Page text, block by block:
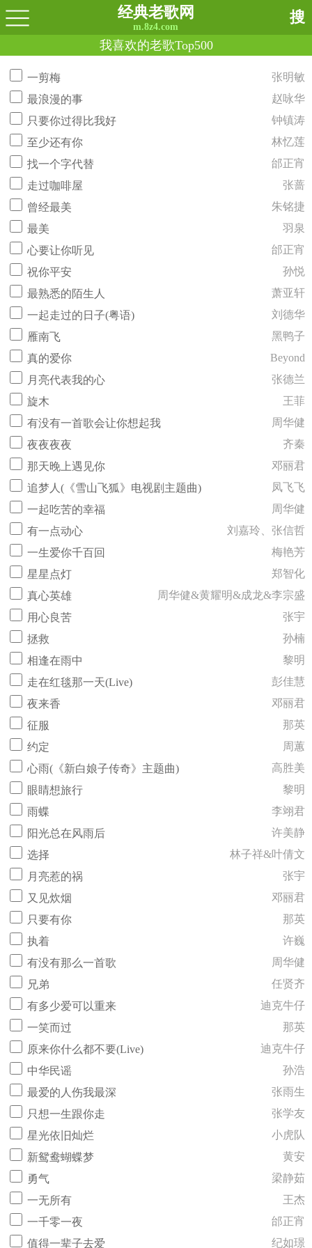
经典老歌网
m.8z4.com
搜
我喜欢的老歌Top500
一剪梅
张明敏
最浪漫的事
赵咏华
只要你过得比我好
钟镇涛
至少还有你
林忆莲
找一个字代替
邰正宵
走过咖啡屋
张蔷
曾经最美
朱铭捷
最美
羽泉
心要让你听见
邰正宵
祝你平安
孙悦
最熟悉的陌生人
萧亚轩
一起走过的日子(粤语)
刘德华
雁南飞
黑鸭子
真的爱你
Beyond
月亮代表我的心
张德兰
旋木
王菲
有没有一首歌会让你想起我
周华健
夜夜夜夜
齐秦
那天晚上遇见你
邓丽君
追梦人(《雪山飞狐》电视剧主题曲)
凤飞飞
一起吃苦的幸福
周华健
有一点动心
刘嘉玲、张信哲
一生爱你千百回
梅艳芳
星星点灯
郑智化
真心英雄
周华健&黄耀明&成龙&李宗盛
用心良苦
张宇
拯救
孙楠
相逢在雨中
黎明
走在红毯那一天(Live)
彭佳慧
夜来香
邓丽君
征服
那英
约定
周蕙
心雨(《新白娘子传奇》主题曲)
高胜美
眼睛想旅行
黎明
雨蝶
李翊君
阳光总在风雨后
许美静
选择
林子祥&叶倩文
月亮惹的祸
张宇
又见炊烟
邓丽君
只要有你
那英
执着
许巍
有没有那么一首歌
周华健
兄弟
任贤齐
有多少爱可以重来
迪克牛仔
一笑而过
那英
原来你什么都不要(Live)
迪克牛仔
中华民谣
孙浩
最爱的人伤我最深
张雨生
只想一生跟你走
张学友
星光依旧灿烂
小虎队
新鸳鸯蝴蝶梦
黄安
勇气
梁静茹
一无所有
王杰
一千零一夜
邰正宵
值得一辈子去爱
纪如璟